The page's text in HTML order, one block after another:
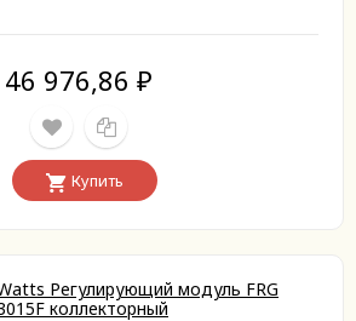
46 976,86 ₽
Купить
Регулирующий модуль FRG
коллекторный